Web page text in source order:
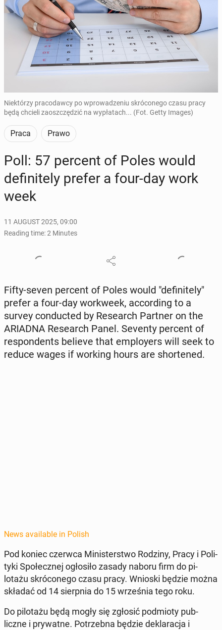
Niektórzy pracodawcy po wprowadzeniu skróconego czasu pracy
będą chcieli zaoszczędzić na wypłatach... (Fot. Getty Images)
Praca Prawo
Poll: 57 percent of Poles would
def­i­nite­ly prefer a four-day work
week
11 AUGUST 2025, 09:00
Reading time: 2 Minutes
Fifty-seven percent of Poles would "def­i­nite­ly"
prefer a four-day work­week, ac­cord­ing to a
survey con­duct­ed by Re­search Partner on the
ARIADNA Re­search Panel. Seventy percent of
re­spon­dents believe that em­ploy­ers will seek to
reduce wages if working hours are short­ened.
News available in Polish
Pod koniec czerwca Min­is­terst­wo Rodziny, Pracy i Poli­
ty­ki Społecznej ogłosiło zasady naboru firm do pi­
lotażu skró­conego czasu pracy. Wnioski będzie można
składać od 14 sierp­nia do 15 wrześ­nia tego roku.
Do pi­lotażu będą mogły się zgłosić pod­mio­ty pub­
liczne i pry­watne. Potrzeb­na będzie deklarac­ja i